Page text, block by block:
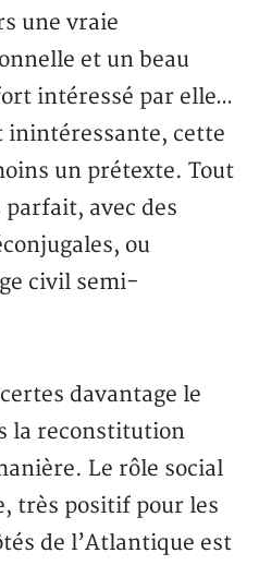
une vraie
et un beau
intéressé par elle…
inintéressante, cette
un prétexte. Tout
parfait, avec des
ou
civil semi-
davantage le
la reconstitution
Le rôle social
très positif pour les
de l’Atlantique est